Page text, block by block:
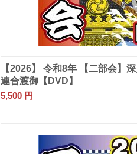
【2026】 令和8年 【二部会】
連合渡御【DVD】
5,500 円